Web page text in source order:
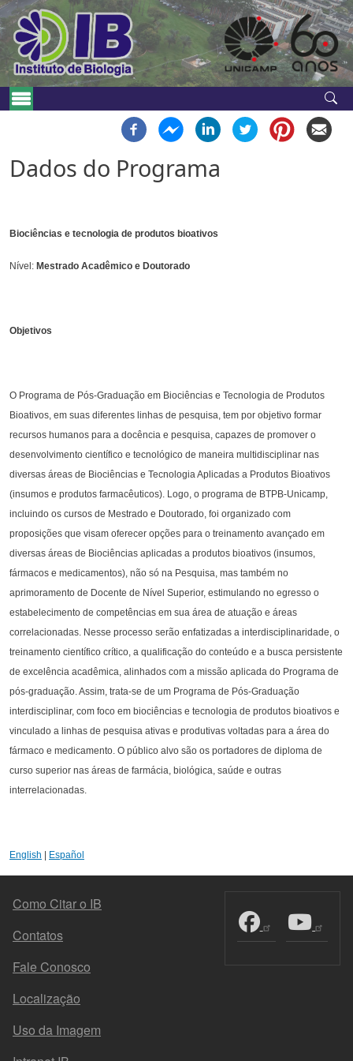
Pular para o conteúdo principal
Navegação principal
Dados do Programa
Biociências e tecnologia de produtos bioativos
Nível: Mestrado Acadêmico e Doutorado
Objetivos
O Programa de Pós-Graduação em Biociências e Tecnologia de Produtos
Bioativos, em suas diferentes linhas de pesquisa, tem por objetivo formar
recursos humanos para a docência e pesquisa, capazes de promover o
desenvolvimento científico e tecnológico de maneira multidisciplinar nas
diversas áreas de Biociências e Tecnologia Aplicadas a Produtos Bioativos
(insumos e produtos farmacêuticos). Logo, o programa de BTPB-Unicamp,
incluindo os cursos de Mestrado e Doutorado, foi organizado com
proposições que visam oferecer opções para o treinamento avançado em
diversas áreas de Biociências aplicadas a produtos bioativos (insumos,
fármacos e medicamentos), não só na Pesquisa, mas também no
aprimoramento de Docente de Nível Superior, estimulando no egresso o
estabelecimento de competências em sua área de atuação e áreas
correlacionadas. Nesse processo serão enfatizadas a interdisciplinaridade, o
treinamento científico crítico, a qualificação do conteúdo e a busca persistente
de excelência acadêmica, alinhados com a missão aplicada do Programa de
pós-graduação. Assim, trata-se de um Programa de Pós-Graduação
interdisciplinar, com foco em biociências e tecnologia de produtos bioativos e
vinculado a linhas de pesquisa ativas e produtivas voltadas para a área do
fármaco e medicamento. O público alvo são os portadores de diploma de
curso superior nas áreas de farmácia, biológica, saúde e outras
interrelacionadas.
English Español
MENU DO RODAPÉ
Como Citar o IB
Contatos
Fale Conosco
Localização
Uso da Imagem